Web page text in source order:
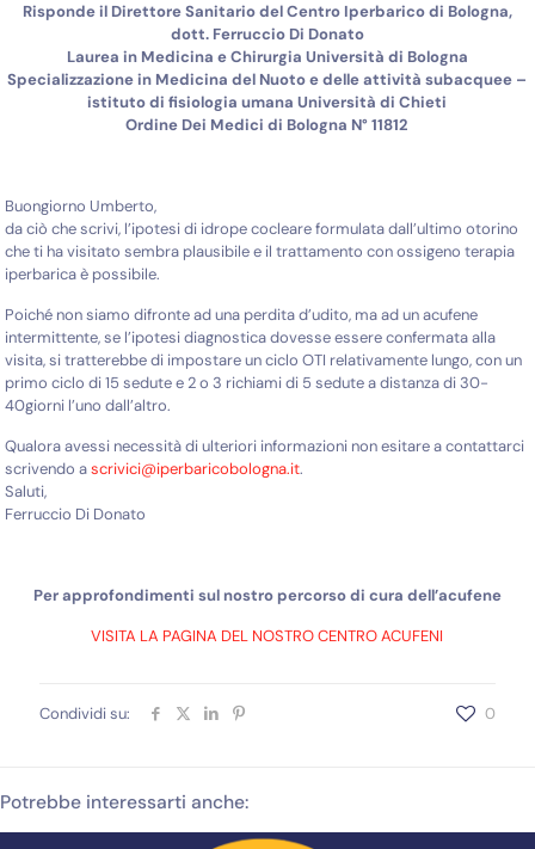
Risponde il Direttore Sanitario del Centro Iperbarico di Bologna,
dott. Ferruccio Di Donato
Laurea in Medicina e Chirurgia Università di Bologna
Specializzazione in Medicina del Nuoto e delle attività subacquee –
istituto di fisiologia umana Università di Chieti
Ordine Dei Medici di Bologna N° 11812
Buongiorno Umberto,
da ciò che scrivi, l’ipotesi di idrope cocleare formulata dall’ultimo otorino
che ti ha visitato sembra plausibile e il trattamento con ossigeno terapia
iperbarica è possibile.
Poiché non siamo difronte ad una perdita d’udito, ma ad un acufene
intermittente, se l’ipotesi diagnostica dovesse essere confermata alla
visita, si tratterebbe di impostare un ciclo OTI relativamente lungo, con un
primo ciclo di 15 sedute e 2 o 3 richiami di 5 sedute a distanza di 30-
40giorni l’uno dall’altro.
Qualora avessi necessità di ulteriori informazioni non esitare a contattarci
scrivendo ascrivici@iperbaricobologna.it.
Saluti,
Ferruccio Di Donato
Per approfondimenti sul nostro percorso di cura dell’acufene
VISITA LA PAGINA DEL NOSTRO CENTRO ACUFENI
Condividi su: 0
Potrebbe interessarti anche: